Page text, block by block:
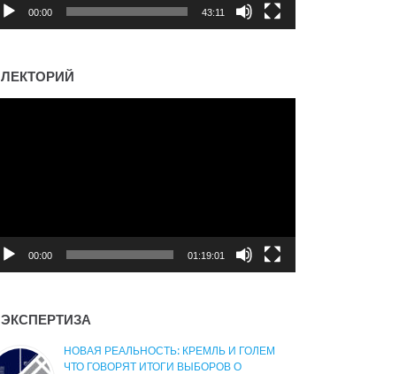
00:00 43:11
ЛЕКТОРИЙ
00:00 01:19:01
ЭКСПЕРТИЗА
НОВАЯ РЕАЛЬНОСТЬ: КРЕМЛЬ И ГОЛЕМ
ЧТО ГОВОРЯТ ИТОГИ ВЫБОРОВ О